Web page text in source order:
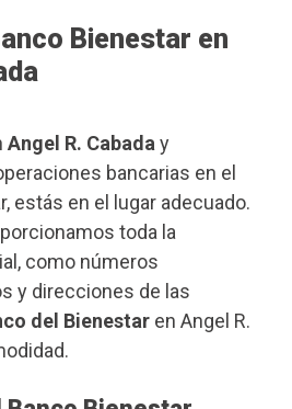
Bienestar en
Angel R. Cabada y
bancarias en el
estás en el lugar adecuado.
toda la
como números
y direcciones de las
del Bienestar en Angel R.